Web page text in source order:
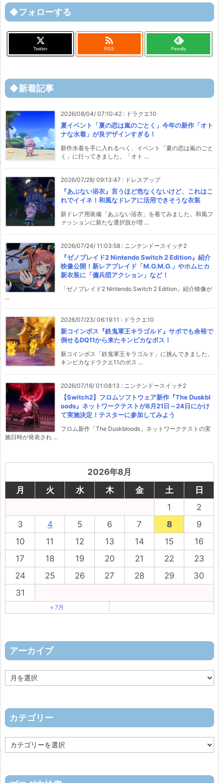
◆フォローする
Twitter

RSS Feedly
◆新着記事
2026/08/04/ 07:10:42 : ドラクエ10
夏イベント「夏の恋は嵐のごとく」今年の新作「オト
ナな水着」が良デザインすぎる！
新作水着を手に入れるべく、イベント「夏の恋は嵐のごと
く」に行ってきました。「オト ...
2026/07/28/ 09:13:47 : ドレスアップ
『あぶない浴衣』言うほど危なくないけど、これはこ
れでイイネ！和風なドレアに活用できそうな衣装
新ドレア用装備「あぶない浴衣」を着てみました。和風フ
ァッションに新たな選択肢が増 ...
2026/07/24/ 11:03:58 : ニンテンドースイッチ2
『ゼノブレイド2 Nintendo Switch 2 Edition』紹介
映像公開！新レアブレイド「M.O.M.O.」やホムヒカ
新衣装に「傭兵団アクション」など！
「ゼノブレイド2 Nintendo Switch 2 Edition」紹介映像が
...
2026/07/23/ 06:19:11 : ドラクエ10
新コインボス『鉄鬼軍王キラゴルド』サポでも余裕で
倒せるDQ11から来たキンピカなボス！
新コインボス「鉄鬼軍王キラゴルド」に挑んできました。
キンピカなドラクエ11のボス ...
2026/07/16/ 01:08:13 : ニンテンドースイッチ2
【Switch2】フロムソフトウェア新作『The Duskbl
oods』ネットワークテストが8月21日～24日にかけ
て実施決定！テスターに参加してみよう
フロム新作「The Duskbloods」ネットワークテストの実
施日時が発表され ...
2026年8月
月
火 水 木 金 土
日
1
2
3
4 5 6 7 8
9
10
11 12 13 14 15
16
17
18 19 20 21 22
23
24
25 26 27 28 29
30
31
« 7月
アーカイブ
ー
ブ
カテゴリー
テ
ー